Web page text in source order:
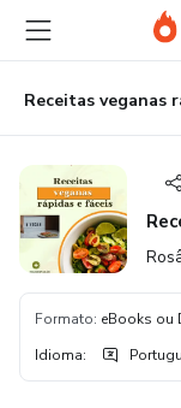
para
conteúdo
principal
para
pagamento
para
rodapé
Formato: eBooks ou
Idioma: